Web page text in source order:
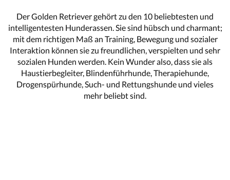
Der Golden Retriever gehört zu den 10 beliebtesten und
intelligentesten Hunderassen. Sie sind hübsch und charmant;
mit dem richtigen Maß an Training, Bewegung und sozialer
Interaktion können sie zu freundlichen, verspielten und sehr
sozialen Hunden werden. Kein Wunder also, dass sie als
Haustierbegleiter, Blindenführhunde, Therapiehunde,
Drogenspürhunde, Such- und Rettungshunde und vieles
mehr beliebt sind.